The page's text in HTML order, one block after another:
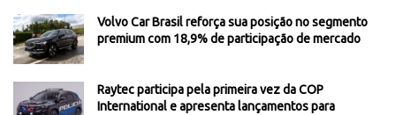
Volvo Car Brasil reforça sua posição no segmento
premium com 18,9% de participação de mercado
Raytec participa pela primeira vez da COP
International e apresenta lançamentos para